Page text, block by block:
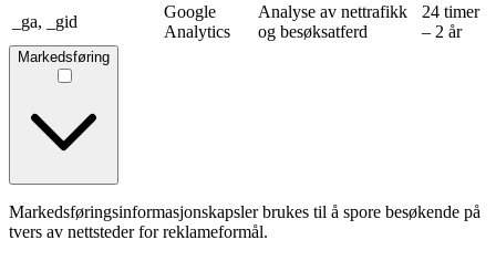
_ga, _gid
Google
Analytics
Analyse av nettrafikk
og besøksatferd
24 timer
– 2 år
Markedsføring
Markedsføringsinformasjonskapsler brukes til å spore besøkende på
tvers av nettsteder for reklameformål.